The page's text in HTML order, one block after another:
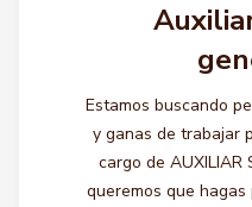
Estamos buscando
y ganas de trabajar
cargo de AUXILIAR
queremos que